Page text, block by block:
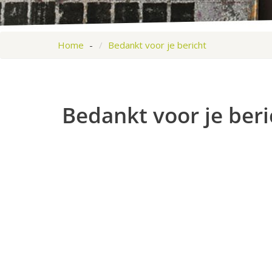
Home Bedankt voor je bericht
Bedankt voor je